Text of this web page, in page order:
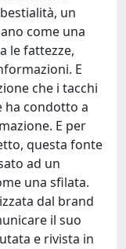
un
come una
le fattezze,
E
che i tacchi
ha condotto a
E per
questa fonte
ad un
una sfilata.
dal brand
il suo
e rivista in